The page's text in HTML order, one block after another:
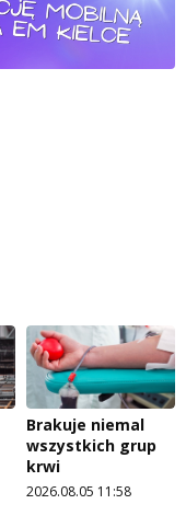
Brakuje niemal
wszystkich grup
krwi
2026.08.05 11:58